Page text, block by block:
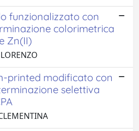
funzionalizzato con
colorimetrica
Zn(II)
printed modificato con
selettiva